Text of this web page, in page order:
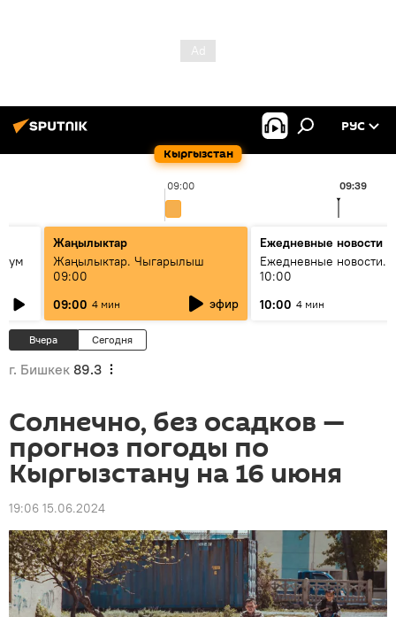
Кыргызстан
РУС
09:00 09:39
Жаңылыктар
Жаңылыктар. Чыгарылыш
09:00
09:00 4 мин эфир
Ежедневные новости
Ежедневные новости.
10:00
10:00 4 мин
Вчера Сегодня
г. Бишкек 89.3
Солнечно, без осадков —
прогноз погоды по
Кыргызстану на 16 июня
19:06 15.06.2024